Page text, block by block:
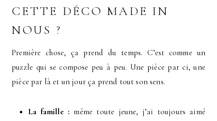
CETTE DÉCO MADE IN
NOUS ?
Première chose, ça prend du temps. C’est comme un
puzzle qui se compose peu à peu. Une pièce par ci, une
pièce par là et un jour ça prend tout son sens.
La famille : même toute jeune, j’ai toujours aimé